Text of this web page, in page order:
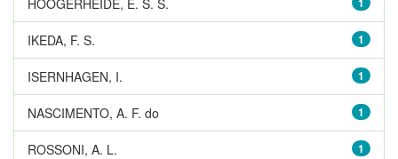
1
IKEDA, F. S.
1
ISERNHAGEN, I.
1
NASCIMENTO, A. F. do
1
ROSSONI, A. L.